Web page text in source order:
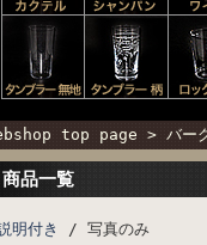
top page > バー
商品一覧
明付き
/ 写真のみ